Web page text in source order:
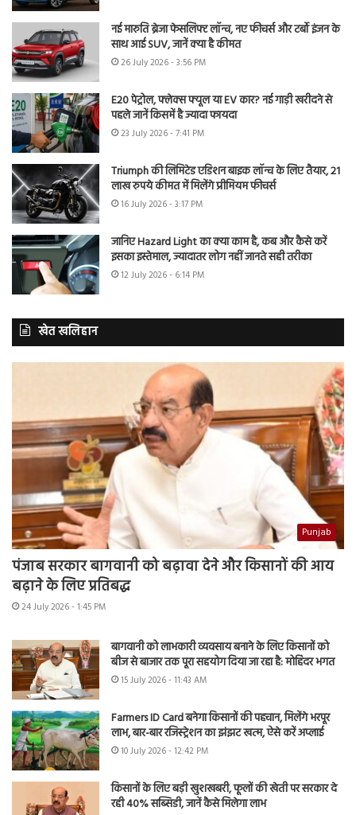
नई मारुति ब्रेजा फेसलिफ्ट लॉन्च, नए फीचर्स और टर्बो इंजन के
साथ आई SUV, जानें क्या है कीमत
26 July 2026 - 3:56 PM
E20 पेट्रोल, फ्लेक्स फ्यूल या EV कार? नई गाड़ी खरीदने से
पहले जानें किसमें है ज्यादा फायदा
23 July 2026 - 7:41 PM
Triumph की लिमिटेड एडिशन बाइक लॉन्च के लिए तैयार, 21
लाख रुपये कीमत में मिलेंगे प्रीमियम फीचर्स
16 July 2026 - 3:17 PM
जानिए Hazard Light का क्या काम है, कब और कैसे करें
इसका इस्तेमाल, ज्यादातर लोग नहीं जानते सही तरीका
12 July 2026 - 6:14 PM
खेत खलिहान
Punjab
पंजाब सरकार बागवानी को बढ़ावा देने और किसानों की आय
बढ़ाने के लिए प्रतिबद्ध
24 July 2026 - 1:45 PM
बागवानी को लाभकारी व्यवसाय बनाने के लिए किसानों को
बीज से बाजार तक पूरा सहयोग दिया जा रहा है: मोहिंदर भगत
15 July 2026 - 11:43 AM
Farmers ID Card बनेगा किसानों की पहचान, मिलेंगे भरपूर
लाभ, बार-बार रजिस्ट्रेशन का झंझट खत्म, ऐसे करें अप्लाई
10 July 2026 - 12:42 PM
किसानों के लिए बड़ी खुशखबरी, फूलों की खेती पर सरकार दे
रही 40% सब्सिडी, जानें कैसे मिलेगा लाभ